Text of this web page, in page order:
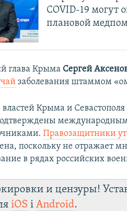
COVID-19 могут
плановой
глава Крыма Сергей
заболевания штаммом
Крыма и Севастополя
Правозащитники
поскольку не отражает
в рядах российских
и цензуры!
iOS іAndroid.